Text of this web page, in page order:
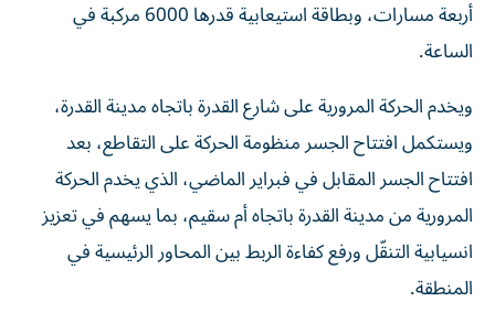
أربعة مسارات، وبطاقة استيعابية قدرها 6000 مركبة في
الساعة.
ويخدم الحركة المرورية على شارع القدرة باتجاه مدينة القدرة،
ويستكمل افتتاح الجسر منظومة الحركة على التقاطع، بعد
افتتاح الجسر المقابل في فبراير الماضي، الذي يخدم الحركة
المرورية من مدينة القدرة باتجاه أم سقيم، بما يسهم في تعزيز
انسيابية التنقّل ورفع كفاءة الربط بين المحاور الرئيسية في
المنطقة.